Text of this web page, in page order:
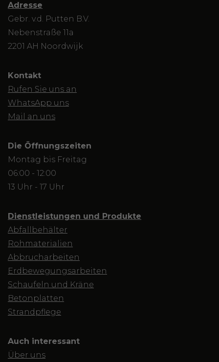
Adresse
Gebr. v.d. Putten B.V.
Nebenstraße 11a
2201 AH Noordwijk
Kontakt
Rufen Sie uns an
WhatsApp uns
Mail an uns
Die Öffnungszeiten
Montag bis Freitag
06:00 - 12:00
13 Uhr - 17 Uhr
Dienstleistungen und Produkte
Abfallbehälter
Rohmaterialien
Abbrucharbeiten
Erdbewegungsarbeiten
Schaufeln und Kräne
Betonplatten
Strandpflege
Auch interessant
Über uns